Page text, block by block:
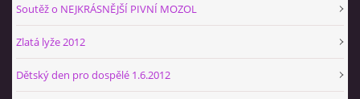
Soutěž o NEJKRÁSNĚJŠÍ PIVNÍ MOZOL
Zlatá lyže 2012
Dětský den pro dospělé 1.6.2012